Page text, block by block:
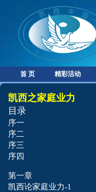
首 页 精彩活动
凯西之家庭业力
目录
序一
序二
序三
序四
第一章
凯西论家庭业力-1